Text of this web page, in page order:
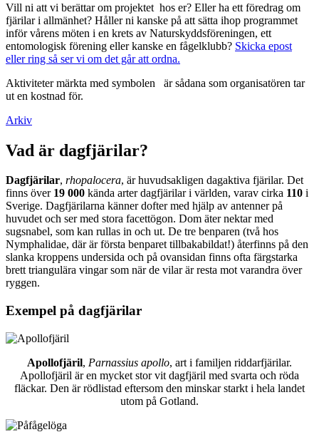
Vill ni att vi berättar om projektet hos er? Eller ha ett föredrag om
fjärilar i allmänhet? Håller ni kanske på att sätta ihop programmet
inför vårens möten i en krets av Naturskyddsföreningen, ett
entomologisk förening eller kanske en fågelklubb? Skicka epost
eller ring så ser vi om det går att ordna.
Aktiviteter märkta med symbolen
är sådana som organisatören tar
ut en kostnad för.
Arkiv
Vad är dagfjärilar?
Dagfjärilar, rhopalocera, är huvudsakligen dagaktiva fjärilar. Det
finns över 19 000 kända arter dagfjärilar i världen, varav cirka 110 i
Sverige. Dagfjärilarna känner dofter med hjälp av antenner på
huvudet och ser med stora facettögon. Dom äter nektar med
sugsnabel, som kan rullas in och ut. De tre benparen (två hos
Nymphalidae, där är första benparet tillbakabildat!) återfinns på den
slanka kroppens undersida och på ovansidan finns ofta färgstarka
brett triangulära vingar som när de vilar är resta mot varandra över
ryggen.
Exempel på dagfjärilar
Apollofjäril, Parnassius apollo, art i familjen riddarfjärilar.
Apollofjäril är en mycket stor vit dagfjäril med svarta och röda
fläckar. Den är rödlistad eftersom den minskar starkt i hela landet
utom på Gotland.